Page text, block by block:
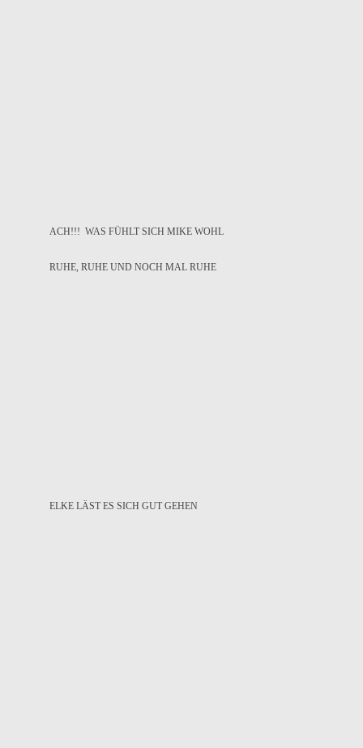
ACH!!! WAS FÜHLT SICH MIKE WOHL
RUHE, RUHE UND NOCH MAL RUHE
ELKE LÄST ES SICH GUT GEHEN